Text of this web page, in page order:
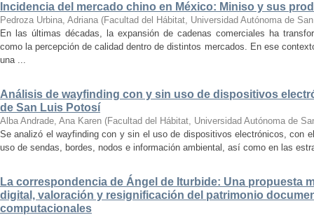
Incidencia del mercado chino en México: Miniso y sus
Pedroza Urbina, Adriana (Facultad del Hábitat, Universidad Autónoma de
En las últimas décadas, la expansión de cadenas comerciales ha
como la percepción de calidad dentro de distintos mercados. En ese
una ...
Análisis de wayfinding con y sin uso de dispositivos
de San Luis Potosí
Alba Andrade, Ana Karen (Facultad del Hábitat, Universidad Autónoma de
Se analizó el wayfinding con y sin el uso de dispositivos electrónicos, con
uso de sendas, bordes, nodos e información ambiental, así como en las
La correspondencia de Ángel de Iturbide: Una propuesta
digital, valoración y resignificación del patrimonio
computacionales